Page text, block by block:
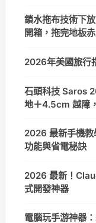
鎖水拖布技術下
開箱，拖完地板
2026年美國旅行
石頭科技 Saros
地＋4.5cm 越障
2026 最新手機
功能與省電秘訣
2026 最新！
式開發神器
電腦玩手游神器